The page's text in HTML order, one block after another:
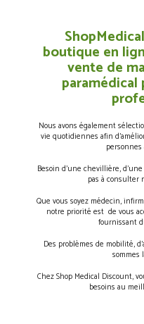
ShopMedical
boutique en
vente de
Nous avons également
vie quotidiennes afin
Besoin d’une chevillière,
pas à consulter
Que vous soyez médecin,
notre priorité est de vous
fournissant
Des problèmes de mobilité,
sommes
Chez Shop Medical Discount,
besoins au